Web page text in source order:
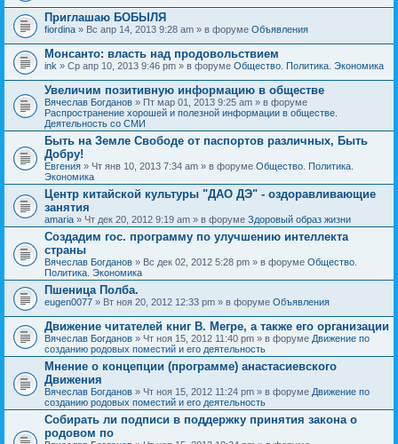
я
т
е
м
а
с
о
д
е
р
ж
и
т
о
п
р
о
с
.
о
ж
е
н
и
я
Приглашаю БОБЫЛЯ
fiordina » Вс апр 14, 2013 9:28 am » в форуме Объявления
Монсанто: власть над продовольствием
ink » Ср апр 10, 2013 9:46 pm » в форуме Общество. Политика. Экономика
Увеличим позитивную информацию в обществе
Вячеслав Богданов » Пт мар 01, 2013 9:25 am » в форуме
Распространение хорошей и полезной информации в обществе.
Деятельность со СМИ
Быть на Земле Свободе от паспортов различных, Быть
Добру!
Евгения » Чт янв 10, 2013 7:34 am » в форуме Общество. Политика.
Экономика
Центр китайской культуры "ДАО ДЭ" - оздоравливающие
занятия
amaria » Чт дек 20, 2012 9:19 am » в форуме Здоровый образ жизни
Создадим гос. программу по улучшению интеллекта
страны
Вячеслав Богданов » Вс дек 02, 2012 5:28 pm » в форуме Общество.
Политика. Экономика
Пшеница Полба.
eugen0077 » Вт ноя 20, 2012 12:33 pm » в форуме Объявления
Движение читателей книг В. Мегре, а также его организации
Вячеслав Богданов » Чт ноя 15, 2012 11:40 pm » в форуме Движение по
созданию родовых поместий и его деятельность
Мнение о концепции (программе) анастасиевского
Движения
Вячеслав Богданов » Чт ноя 15, 2012 11:24 pm » в форуме Движение по
созданию родовых поместий и его деятельность
Собирать ли подписи в поддержку принятия закона о
родовом по